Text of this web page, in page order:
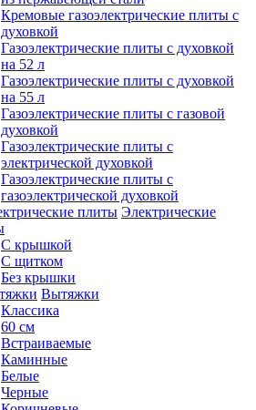
Кремовые газоэлектрические плиты с
духовкой
Газоэлектрические плиты с духовкой
на 52 л
Газоэлектрические плиты с духовкой
на 55 л
Газоэлектрические плиты с газовой
духовкой
Газоэлектрические плиты с
электрической духовкой
Газоэлектрические плиты с
газоэлектрической духовкой
Электрические
С крышкой
С щитком
Без крышки
Вытяжки
Классика
60 см
Встраиваемые
Каминные
Белые
Черные